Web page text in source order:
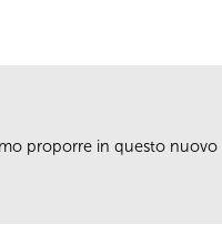
proporre in questo nuovo